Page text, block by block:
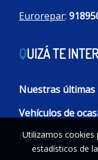
Eurorepar:
QUIZÁ TE
Nuestras últimas
Vehículos de
Nuestra galería
Utilizamos cookies
estadísticos de